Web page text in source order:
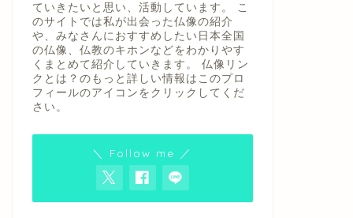
ていきたいと思い、活動しています。 こ
のサイトでは私が出会った仏像の紹介
や、みなさんにおすすめしたい日本全国
の仏像、仏教のキホンなどをわかりやす
くまとめて紹介していきます。 仏像リン
クとは？のもっと詳しい情報はこのプロ
フィールのアイコンをクリックしてくだ
さい。
＼ Follow me ／